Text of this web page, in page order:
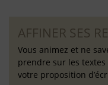
AFFINER SES
Vous animez et ne
prendre sur les
votre proposition